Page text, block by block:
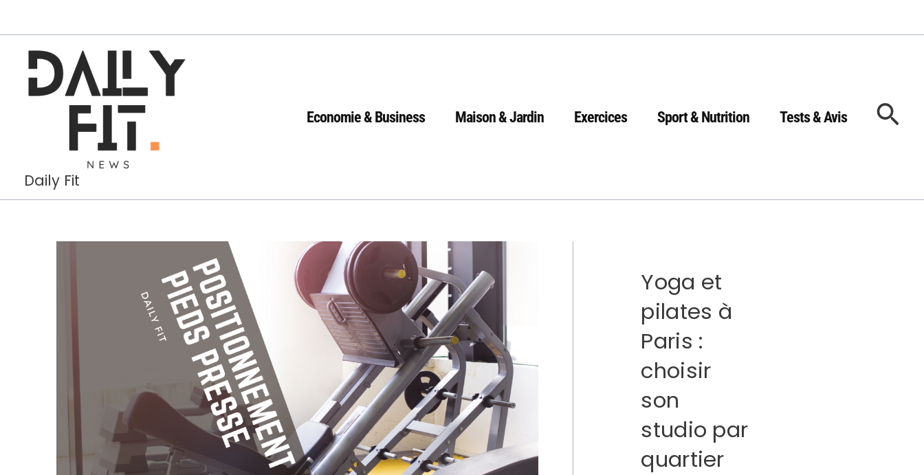
Daily Fit
Economie & Business Maison & Jardin Exercices Sport & Nutrition Tests & Avis
Yoga et
pilates à
Paris :
choisir
son
studio par
quartier